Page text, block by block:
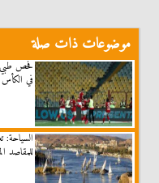
موضوعات ذات صلة
فحص طبي
في الكأس
السياحة:
للمقاصد